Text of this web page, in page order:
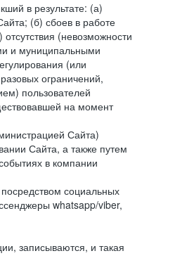
в результате: (а)
(б) сбоев в работе
(невозможности
и муниципальными
(или
ограничений,
пользователей
на момент
Сайта)
Сайта, а также путем
в компании
социальных
whatsapp/viber,
записываются, и такая